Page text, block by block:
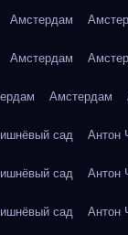
Амстердам
Амстердам
Амстердам
сад Антон
сад Антон
сад Антон